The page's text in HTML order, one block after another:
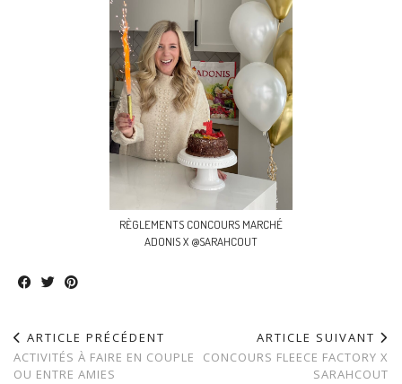
RÈGLEMENTS CONCOURS MARCHÉ
ADONIS X @SARAHCOUT
ARTICLE PRÉCÉDENT
ACTIVITÉS À FAIRE EN COUPLE
OU ENTRE AMIES
ARTICLE SUIVANT
CONCOURS FLEECE FACTORY X
SARAHCOUT